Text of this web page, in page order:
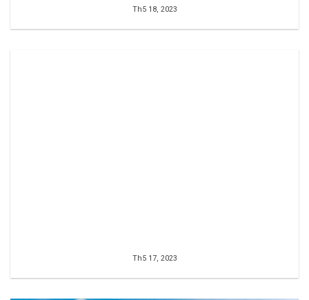
Th5 18, 2023
Th5 17, 2023